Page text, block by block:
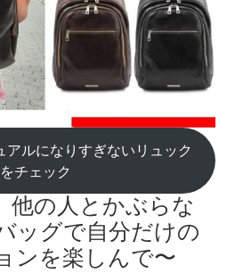
アルになりすぎないリュック
をチェック
他の人とかぶらな
ッグで自分だけの
ンを楽しんで〜